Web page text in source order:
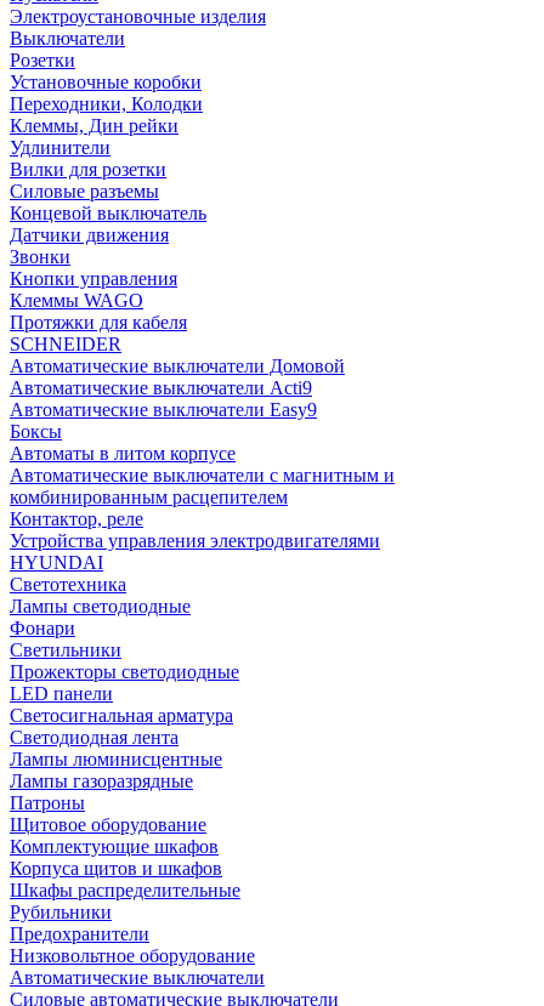
Электроустановочные изделия
Выключатели
Розетки
Установочные коробки
Переходники, Колодки
Клеммы, Дин рейки
Удлинители
Вилки для розетки
Силовые разъемы
Концевой выключатель
Датчики движения
Звонки
Кнопки управления
Клеммы WAGO
Протяжки для кабеля
SCHNEIDER
Автоматические выключатели Домовой
Автоматические выключатели Acti9
Автоматические выключатели Easy9
Боксы
Автоматы в литом корпусе
Автоматические выключатели с магнитным и
комбинированным расцепителем
Контактор, реле
Устройства управления электродвигателями
HYUNDAI
Светотехника
Лампы светодиодные
Фонари
Светильники
Прожекторы светодиодные
LED панели
Светосигнальная арматура
Светодиодная лента
Лампы люминисцентные
Лампы газоразрядные
Патроны
Щитовое оборудование
Комплектующие шкафов
Корпуса щитов и шкафов
Шкафы распределительные
Рубильники
Предохранители
Низковольтное оборудование
Автоматические выключатели
Силовые автоматические выключатели